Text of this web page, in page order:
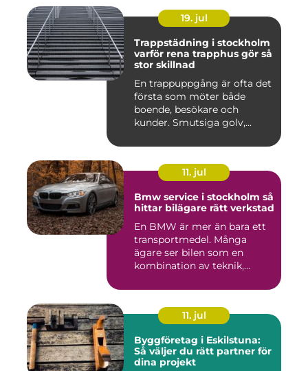
19. jul
Trappstädning i stockholm
varför rena trapphus gör så
stor skillnad
En trappuppgång är ofta det
första som möter både
boende, besökare och
kunder. Smutsiga golv,
11. jul
Bmw service i stockholm så
hittar bilägare rätt verkstad
En BMW är mer än bara ett
transportmedel. Många
ägare ser bilen som en
kombination av teknik,
11. jul
Byggföretag i Eskilstuna:
Så väljer du rätt partner för
dina projekt